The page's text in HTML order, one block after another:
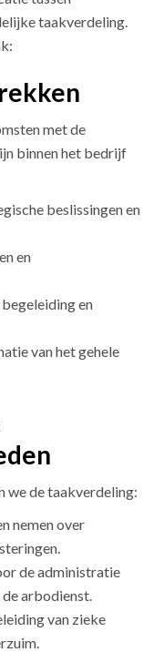
taakverdeling.
met de
binnen het bedrijf
beslissingen en
en
en
van het gehele
we de taakverdeling:
nemen over
de administratie
arbodienst.
van zieke